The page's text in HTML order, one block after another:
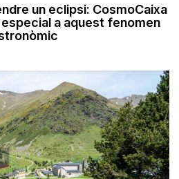
un eclipsi: CosmoCaixa
a aquest fenomen